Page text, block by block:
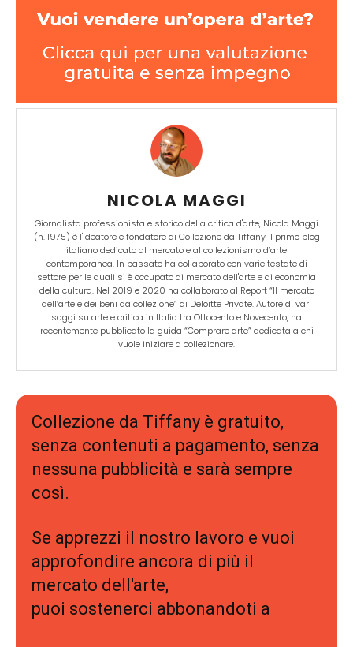
NICOLA MAGGI
Giornalista professionista e storico della critica d'arte, Nicola Maggi
(n. 1975) è l'ideatore e fondatore di Collezione da Tiffany il primo blog
italiano dedicato al mercato e al collezionismo d’arte
contemporanea. In passato ha collaborato con varie testate di
settore per le quali si è occupato di mercato dell'arte e di economia
della cultura. Nel 2019 e 2020 ha collaborato al Report “Il mercato
dell’arte e dei beni da collezione” di Deloitte Private. Autore di vari
saggi su arte e critica in Italia tra Ottocento e Novecento, ha
recentemente pubblicato la guida “Comprare arte” dedicata a chi
vuole iniziare a collezionare.
Collezione da Tiffany è gratuito,
senza contenuti a pagamento, senza
nessuna pubblicità e sarà sempre
così.
Se apprezzi il nostro lavoro e vuoi
approfondire ancora di più il
mercato dell'arte,
puoi sostenerci abbonandoti a